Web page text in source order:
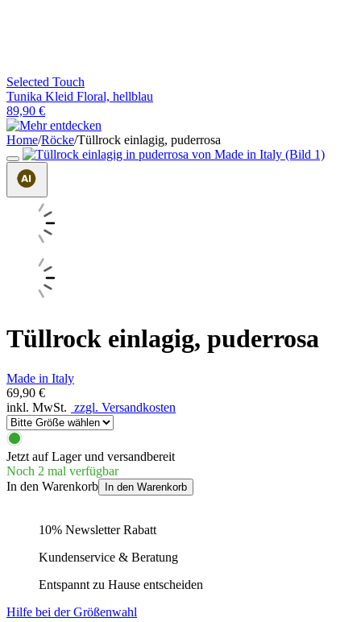
Selected Touch
Tunika Kleid Floral, hellblau
89,90 €
Home/Röcke/Tüllrock einlagig, puderrosa
Tüllrock einlagig, puderrosa
Made in Italy
69,90 €
inkl. MwSt. zzgl. Versandkosten
Jetzt auf Lager und versandbereit
Noch 2 mal verfügbar
In den Warenkorb
In den Warenkorb
10% Newsletter Rabatt
Kundenservice & Beratung
Entspannt zu Hause entscheiden
Hilfe bei der Größenwahl